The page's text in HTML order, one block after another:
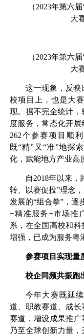
（2023年第六
大
（2023年第六
大
这一现象，反映
校项目上，也是大
现。据不完全统计
度服务，常态化开
262个参赛项目顺
既“精”又“准”地探
化，赋能地方产业高
自2018年以来，
转、以赛促投”理念
发展的“组合拳”，逐
+精准服务+市场推
系，在全国高校和
增强，已成为服务粤
参赛项目实现量
校企同频共振跑
今年大赛既延
道、职教赛道、成
赛道，增设成果推
乃至全球创新力量